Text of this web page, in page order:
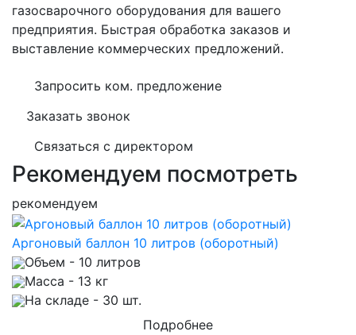
газосварочного оборудования для вашего
предприятия. Быстрая обработка заказов и
выставление коммерческих предложений.
Запросить ком. предложение
Заказать звонок
Связаться с директором
Рекомендуем посмотреть
рекомендуем
Аргоновый баллон 10 литров (оборотный)
Объем - 10 литров
Масса - 13 кг
На складе - 30 шт.
Подробнее